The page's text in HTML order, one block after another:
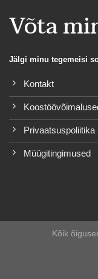
Võta
Jälgi minu tegemeisi
Kontakt
Privaatsuspoliitika
Müügitingimused
Kõik